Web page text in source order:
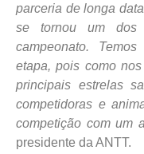
parceria de longa
se tornou um dos
campeonato.
etapa, pois como
principais estrelas
competidoras e
competição com um
presidente da ANTT.